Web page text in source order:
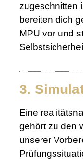
zugeschnitten
bereiten dich
MPU vor und
3.
Eine
gehört zu den
unserer